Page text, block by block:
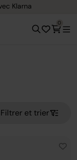
Klarna
0
Filtrer et trier